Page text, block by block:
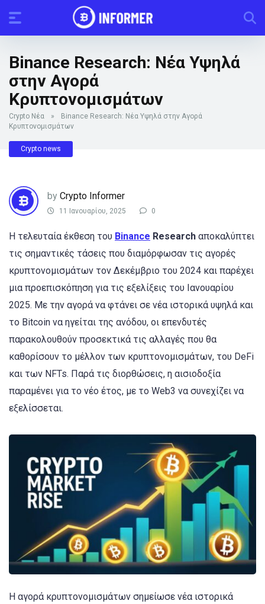
Binance Research: Νέα Υψηλά
στην Αγορά
Κρυπτονομισμάτων
Crypto Νέα »
Binance Research: Νέα Υψηλά στην Αγορά
Κρυπτονομισμάτων
Crypto news
by Crypto Informer
11 Ιανουαρίου, 2025 0
Η τελευταία έκθεση του Binance Research αποκαλύπτει
τις σημαντικές τάσεις που διαμόρφωσαν τις αγορές
κρυπτονομισμάτων τον Δεκέμβριο του 2024 και παρέχει
μια προεπισκόπηση για τις εξελίξεις του Ιανουαρίου
2025. Με την αγορά να φτάνει σε νέα ιστορικά υψηλά και
το Bitcoin να ηγείται της ανόδου, οι επενδυτές
παρακολουθούν προσεκτικά τις αλλαγές που θα
καθορίσουν το μέλλον των κρυπτονομισμάτων, του DeFi
και των NFTs. Παρά τις διορθώσεις, η αισιοδοξία
παραμένει για το νέο έτος, με το Web3 να συνεχίζει να
εξελίσσεται.
Η αγορά κρυπτονομισμάτων σημείωσε νέα ιστορικά